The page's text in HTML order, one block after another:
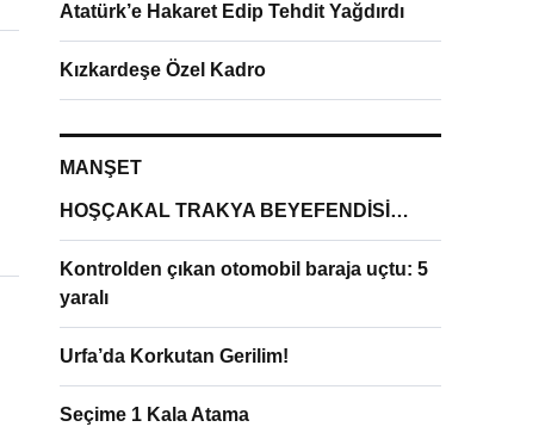
Atatürk’e Hakaret Edip Tehdit Yağdırdı
Kızkardeşe Özel Kadro
MANŞET
HOŞÇAKAL TRAKYA BEYEFENDİSİ…
Kontrolden çıkan otomobil baraja uçtu: 5
yaralı
Urfa’da Korkutan Gerilim!
Seçime 1 Kala Atama